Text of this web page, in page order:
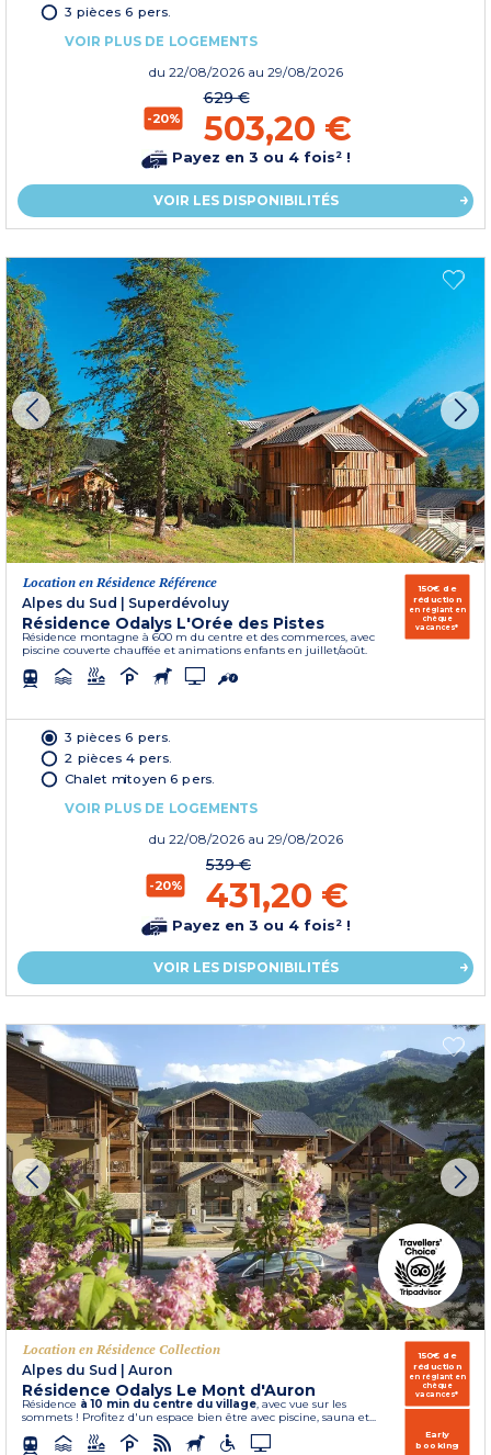
3 pièces 6 pers.
VOIR PLUS DE LOGEMENTS
du 22/08/2026 au 29/08/2026
-20%
629 €
503,20 €
Payez en 3 ou 4 fois² !
VOIR LES DISPONIBILITÉS
Location en Résidence Référence
Alpes du Sud
Superdévoluy
Résidence Odalys L'Orée des Pistes
Résidence montagne à 600 m du centre et des commerces, avec
piscine couverte chauffée et animations enfants en juillet/août.
150€ de
réduction
en réglant en
chèque
vacances*
3 pièces 6 pers.
2 pièces 4 pers.
Chalet mitoyen 6 pers.
VOIR PLUS DE LOGEMENTS
du 22/08/2026 au 29/08/2026
-20%
539 €
431,20 €
Payez en 3 ou 4 fois² !
VOIR LES DISPONIBILITÉS
Location en Résidence Collection
Alpes du Sud
Auron
Résidence Odalys Le Mont d'Auron
Résidence à 10 min du centre du village, avec vue sur les
sommets ! Profitez d'un espace bien être avec piscine, sauna et...
150€ de
réduction
en réglant en
chèque
vacances*
Early
booking